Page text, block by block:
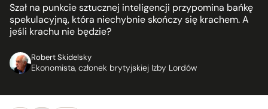
Szał na punkcie sztucznej inteligencji przypomina bańkę
spekulacyjną, która niechybnie skończy się krachem. A
jeśli krachu nie będzie?
Robert Skidelsky
Ekonomista, członek brytyjskiej Izby Lordów